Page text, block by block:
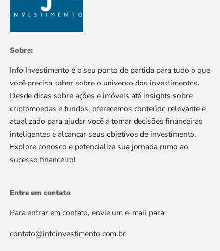
Sobre:
Info Investimento é o seu ponto de partida para tudo o que
você precisa saber sobre o universo dos investimentos.
Desde dicas sobre ações e imóveis até insights sobre
criptomoedas e fundos, oferecemos conteúdo relevante e
atualizado para ajudar você a tomar decisões financeiras
inteligentes e alcançar seus objetivos de investimento.
Explore conosco e potencialize sua jornada rumo ao
sucesso financeiro!
Entre em contato
Para entrar em contato, envie um e-mail para:
contato@infoinvestimento.com.br